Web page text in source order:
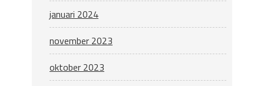
januari 2024
november 2023
oktober 2023